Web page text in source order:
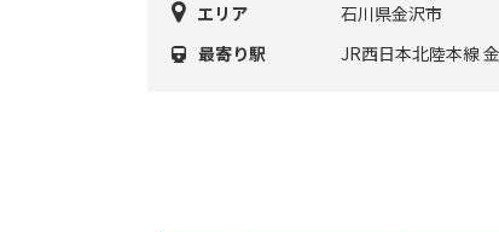
エリア
石川県金沢市
最寄り駅
JR西日本北陸本線